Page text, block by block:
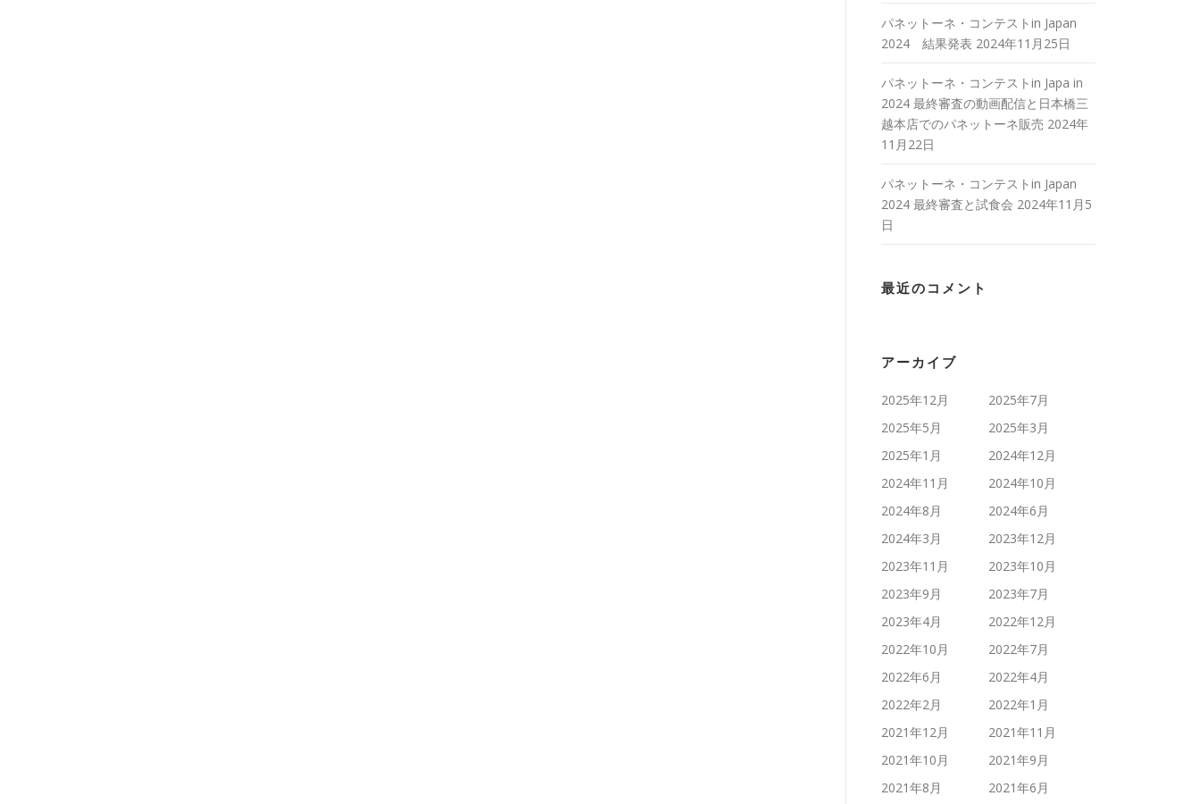
パネットーネ・コンテストin Japan
2024 結果発表 2024年11月25日
パネットーネ・コンテストin Japa in
2024 最終審査の動画配信と日本橋三
越本店でのパネットーネ販売 2024年
11月22日
パネットーネ・コンテストin Japan
2024 最終審査と試食会 2024年11月5
日
最近のコメント
アーカイブ
2025年12月
2025年7月
2025年5月
2025年3月
2025年1月
2024年12月
2024年11月
2024年10月
2024年8月
2024年6月
2024年3月
2023年12月
2023年11月
2023年10月
2023年9月
2023年7月
2023年4月
2022年12月
2022年10月
2022年7月
2022年6月
2022年4月
2022年2月
2022年1月
2021年12月
2021年11月
2021年10月
2021年9月
2021年8月
2021年6月